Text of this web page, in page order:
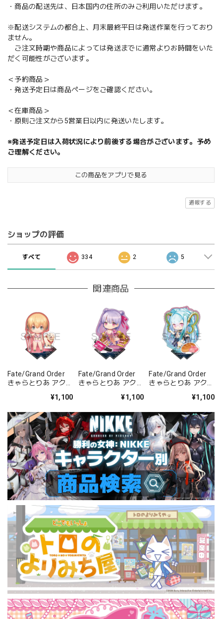
・商品の配送先は、日本国内の住所のみご利用いただけます。
※配送システムの都合上、月末最終平日は発送作業を行っており
ません。
ご注文時期や商品によっては発送までに通常よりお時間をいた
だく可能性がございます。
＜予約商品＞
・発送予定日は商品ページをご確認ください。
＜在庫商品＞
・原則ご注文から5営業日以内に発送いたします。
※発送予定日は入荷状況により前後する場合がございます。予め
ご理解ください。
この商品をアプリで見る
通報する
ショップの評価
すべて 334 2 5
関連商品
Fate/Grand Order
きゃらとりあ アクリ
¥1,100
Fate/Grand Order
きゃらとりあ アクリ
ー/パッションリッ
¥1,100
Fate/Grand Order
きゃらとりあ アクリ
ー/ラーヴァ/ティア
¥1,100